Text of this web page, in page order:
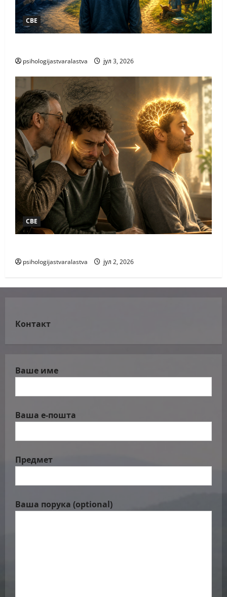
СВЕ
psihologijastvaralastva јул 3, 2026
СВЕ
psihologijastvaralastva јул 2, 2026
Контакт
Ваше име
Ваша е-пошта
Предмет
Ваша порука (optional)